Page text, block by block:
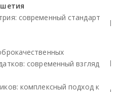
современный стандарт
современный взгляд
комплексный подход к